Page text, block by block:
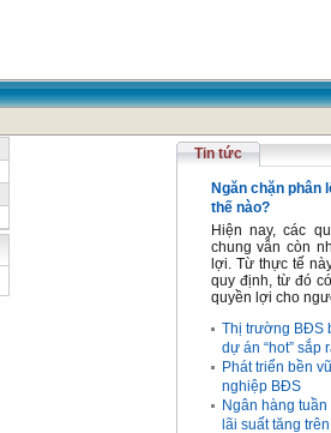
Tin tức
Ngăn chặn phân
thế nào?
Hiện nay, các
chung vẫn còn
lợi. Từ thực tế
quy định, từ đó
quyền lợi cho
Thị trường BĐS
dự án “hot” sắp
Phát triển bền
nghiệp BĐS
Ngân hàng
lãi suất tăng